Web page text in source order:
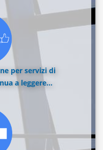
per servizi di
a leggere...